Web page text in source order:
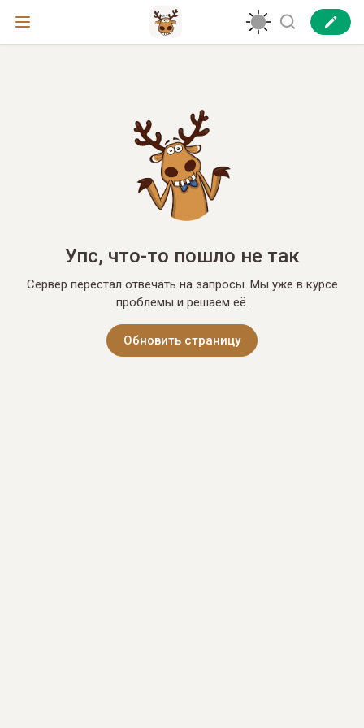
Упс, что-то пошло не так
Сервер перестал отвечать на запросы. Мы уже в курсе
проблемы и решаем её.
Обновить страницу